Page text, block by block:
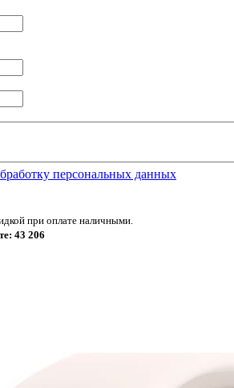
персональных данных
при оплате наличными.
43 206